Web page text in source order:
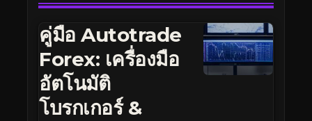
คู่มือ Autotrade
Forex: เครื่องมือ
อัตโนมัติ
โบรกเกอร์ &